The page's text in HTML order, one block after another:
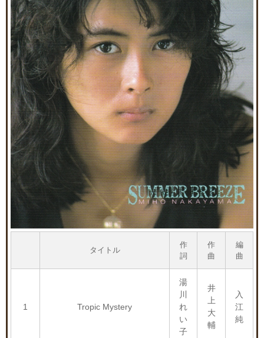
タイトル
作
詞
作
曲
編
曲
1 Tropic Mystery
湯
川
れ
い
子
井
上
大
輔
入
江
純